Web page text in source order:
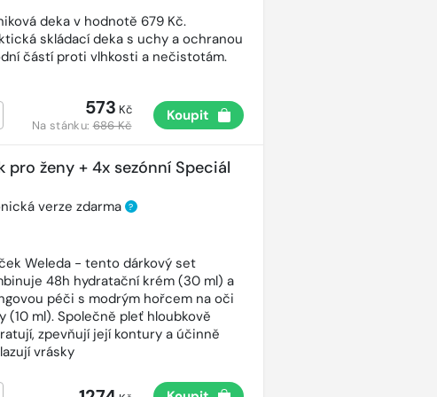
deka v hodnotě 679 Kč.
skládací deka s uchy a ochranou
částí proti vlhkosti a nečistotám.
573 Kč
Na stánku:686 Kč
Koupit
pro ženy + 4x sezónní Speciál
verze zdarma ?
Weleda - tento dárkový set
48h hydratační krém (30 ml) a
péči s modrým hořcem na oči
(10 ml). Společně pleť hloubkově
zpevňují její kontury a účinně
vrásky